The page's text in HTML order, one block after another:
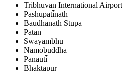
Tribhuvan International Airport
Pashupati̇̄nāth
Baudhanāth Stupa
Patan
Swayambhu
Namobuddha
Panauti̇̄
Bhaktapur